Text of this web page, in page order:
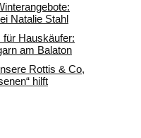
Natalie Stahl
für Hauskäufer:
am Balaton
Rottis & Co,
hilft